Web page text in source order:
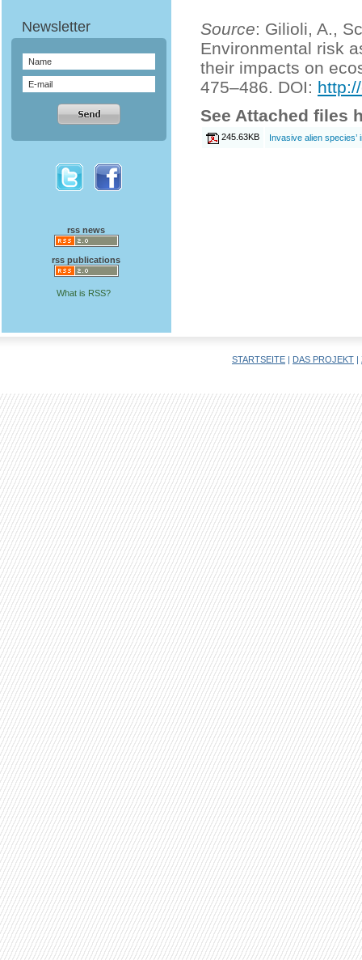
rss news
rss publications
What is RSS?
Source: Gilioli, A.,
Environmental risk
their impacts on
475–486. DOI:
See Attached files
245.63KB Invasive alien
STARTSEITE | DAS PROJEKT |